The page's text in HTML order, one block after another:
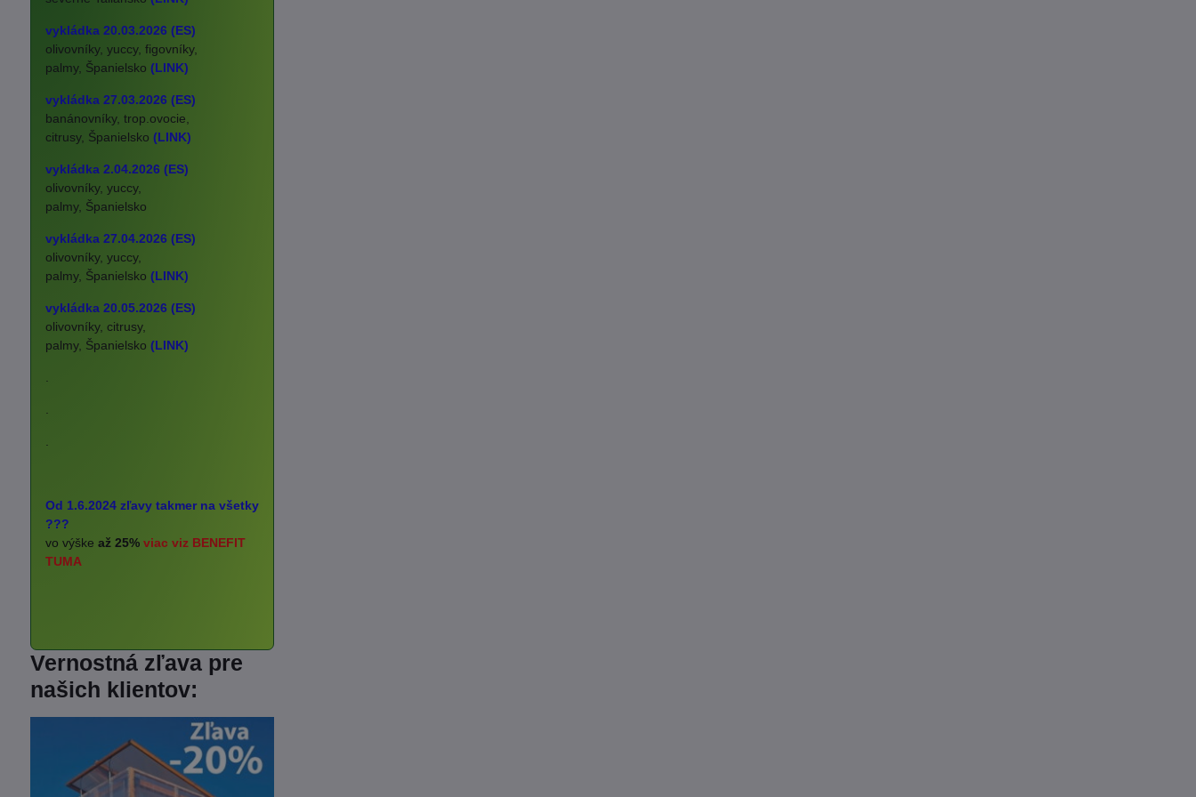
vykládka 20.03.2026 (ES)
olivovníky, yuccy, figovníky,
palmy, Španielsko (LINK)
vykládka 27.03.2026 (ES)
banánovníky, trop.ovocie,
citrusy, Španielsko (LINK)
vykládka 2.04.2026 (ES)
olivovníky, yuccy,
palmy, Španielsko
vykládka 27.04.2026 (ES)
olivovníky, yuccy,
palmy, Španielsko (LINK)
vykládka 20.05.2026 (ES)
olivovníky, citrusy,
palmy, Španielsko (LINK)
Od 1.6.2024 zľavy takmer na všetky
???
vo výške až 25% viac viz BENEFIT
TUMA
Vernostná zľava pre
našich klientov: